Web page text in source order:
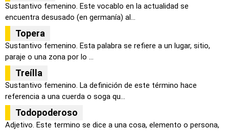
Sustantivo femenino. Este vocablo en la actualidad se
encuentra desusado (en germanía) al...
Topera
Sustantivo femenino. Esta palabra se refiere a un lugar, sitio,
paraje o una zona por lo ...
Treílla
Sustantivo femenino. La definición de este término hace
referencia a una cuerda o soga qu...
Todopoderoso
Adjetivo. Este termino se dice a una cosa, elemento o persona,